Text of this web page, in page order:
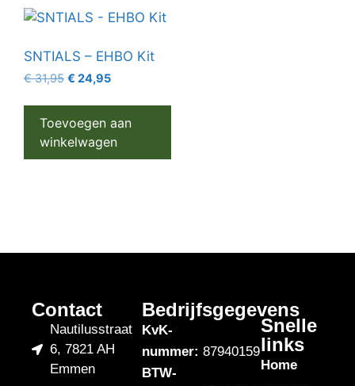
SNTIALS – EHBO Kit
€31,95 € 24,95
Toevoegen aan
winkelwagen
Contact
Nautilusstraat
6, 7821 AH
Emmen
Bedrijfsgegevens
KvK-
nummer: 87940159
BTW-
Snelle
links
Home